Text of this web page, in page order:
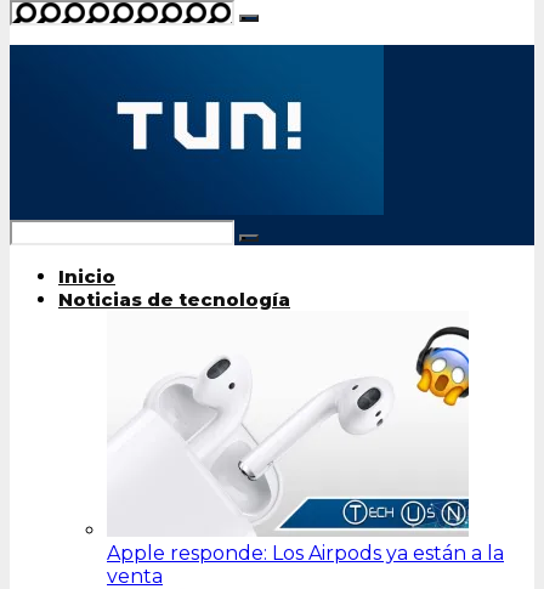
Inicio
Noticias de tecnología
Apple responde: Los Airpods ya están a la
venta